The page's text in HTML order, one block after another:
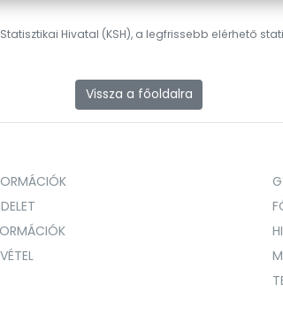
Hivatal (KSH), a legfrissebb elérhető
Vissza a főoldalra